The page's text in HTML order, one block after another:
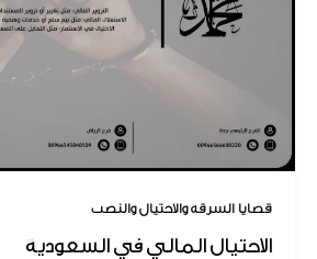
قضايا السرقة والاحتيال والنصب
الاحتيال المالي في السعودية